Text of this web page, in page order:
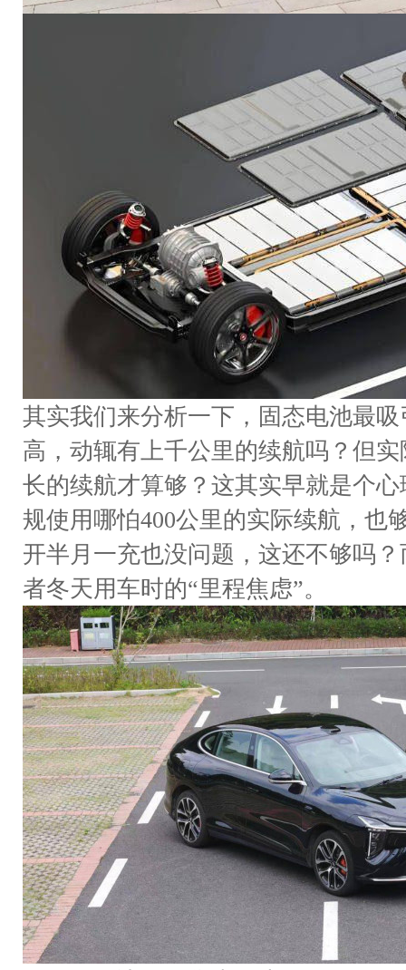
其实我们来分析一下，固态电池最
高，动辄有上千公里的续航吗？但
长的续航才算够？这其实早就是个
规使用哪怕400公里的实际续航，也
开半月一充也没问题，这还不够吗
者冬天用车时的“里程焦虑”。